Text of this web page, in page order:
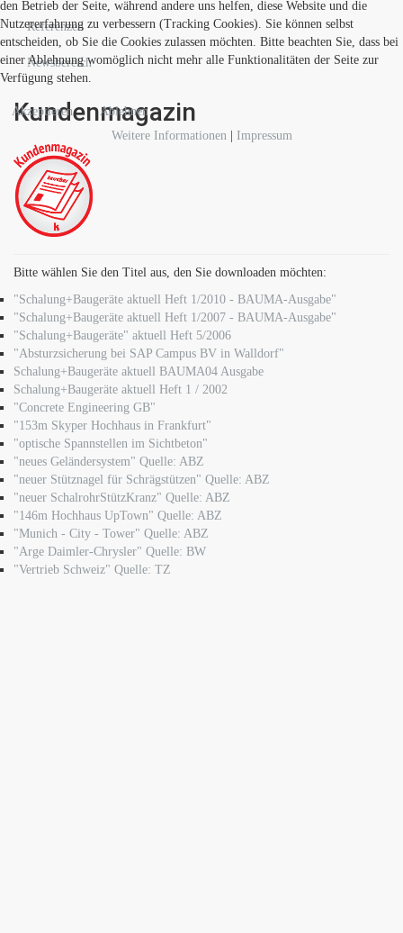
Referenzen
Newsbereich
Kundenmagazin
Bitte wählen Sie den Titel aus, den Sie downloaden möchten:
"Schalung+Baugeräte aktuell Heft 1/2010 - BAUMA-Ausgabe"
"Schalung+Baugeräte aktuell Heft 1/2007 - BAUMA-Ausgabe"
"Schalung+Baugeräte" aktuell Heft 5/2006
"Absturzsicherung bei SAP Campus BV in Walldorf"
Schalung+Baugeräte aktuell BAUMA04 Ausgabe
Schalung+Baugeräte aktuell Heft 1 / 2002
"Concrete Engineering GB"
"153m Skyper Hochhaus in Frankfurt"
"optische Spannstellen im Sichtbeton"
"neues Geländersystem" Quelle: ABZ
"neuer Stütznagel für Schrägstützen" Quelle: ABZ
"neuer SchalrohrStützKranz" Quelle: ABZ
"146m Hochhaus UpTown" Quelle: ABZ
"Munich - City - Tower" Quelle: ABZ
"Arge Daimler-Chrysler" Quelle: BW
"Vertrieb Schweiz" Quelle: TZ
den Betrieb der Seite, während andere uns helfen, diese Website und die
Nutzererfahrung zu verbessern (Tracking Cookies). Sie können selbst
entscheiden, ob Sie die Cookies zulassen möchten. Bitte beachten Sie, dass bei
einer Ablehnung womöglich nicht mehr alle Funktionalitäten der Seite zur
Verfügung stehen.
Akzeptieren
Ablehnen
Weitere Informationen | Impressum